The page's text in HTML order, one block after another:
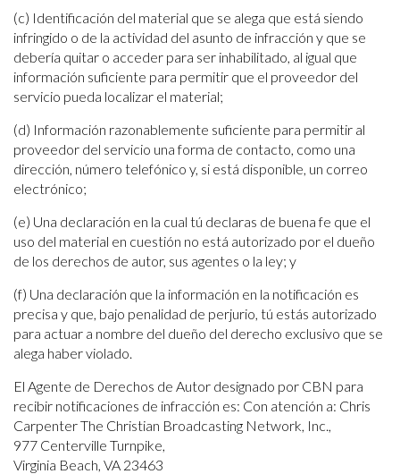
(c) Identificación del material que se alega que está siendo
infringido o de la actividad del asunto de infracción y que se
debería quitar o acceder para ser inhabilitado, al igual que
información suficiente para permitir que el proveedor del
servicio pueda localizar el material;
(d) Información razonablemente suficiente para permitir al
proveedor del servicio una forma de contacto, como una
dirección, número telefónico y, si está disponible, un correo
electrónico;
(e) Una declaración en la cual tú declaras de buena fe que el
uso del material en cuestión no está autorizado por el dueño
de los derechos de autor, sus agentes o la ley; y
(f) Una declaración que la información en la notificación es
precisa y que, bajo penalidad de perjurio, tú estás autorizado
para actuar a nombre del dueño del derecho exclusivo que se
alega haber violado.
El Agente de Derechos de Autor designado por CBN para
recibir notificaciones de infracción es: Con atención a: Chris
Carpenter The Christian Broadcasting Network, Inc.,
977 Centerville Turnpike,
Virginia Beach, VA 23463